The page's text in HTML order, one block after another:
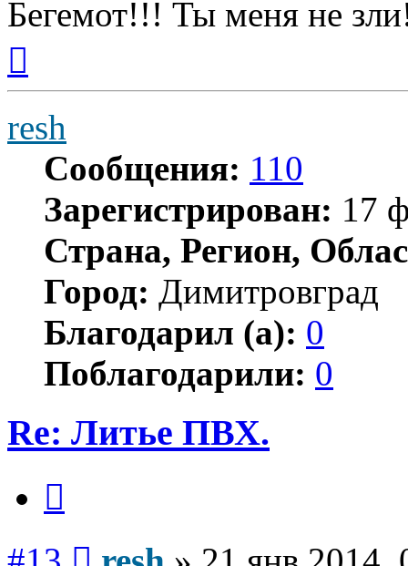
Бегемот!!! Ты меня не
началу
resh
Сообщения: 110
Зарегистрирован: 17
Страна, Регион,
Город: Димитровград
Благодарил (а): 0
Поблагодарили: 0
Re: Литье ПВХ.